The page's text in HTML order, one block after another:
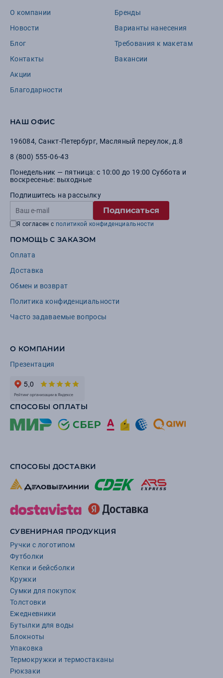
О компании
Новости
Блог
Контакты
Акции
Благодарности
Бренды
Варианты нанесения
Требования к макетам
Вакансии
НАШ ОФИС
196084, Санкт-Петербург, Масляный переулок, д.8
8 (800) 555-06-43
Понедельник — пятница: с 10:00 до 19:00 Суббота и
воскресенье: выходные
Подпишитесь на рассылку
Подписаться
Я согласен с политикой конфиденциальности
ПОМОЩЬ С ЗАКАЗОМ
Оплата
Доставка
Обмен и возврат
Политика конфиденциальности
Часто задаваемые вопросы
О КОМПАНИИ
Презентация
СПОСОБЫ ОПЛАТЫ
СПОСОБЫ ДОСТАВКИ
СУВЕНИРНАЯ ПРОДУКЦИЯ
Ручки с логотипом
Футболки
Кепки и бейсболки
Кружки
Сумки для покупок
Толстовки
Ежедневники
Бутылки для воды
Блокноты
Упаковка
Термокружки и термостаканы
Рюкзаки